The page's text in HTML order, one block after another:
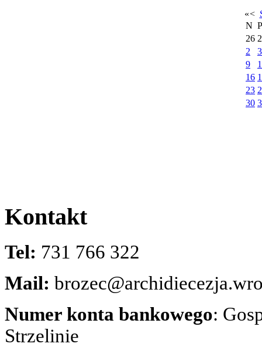
«<
N P
26
2
3
9
16
23
30
Kontakt
Tel: 731 766 322
Mail:
Numer konta bankowego:
Strzelinie